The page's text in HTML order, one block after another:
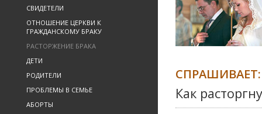
СВИДЕТЕЛИ
ОТНОШЕНИЕ ЦЕРКВИ К
ГРАЖДАНСКОМУ БРАКУ
РАСТОРЖЕНИЕ БРАКА
ДЕТИ
РОДИТЕЛИ
ПРОБЛЕМЫ В СЕМЬЕ
АБОРТЫ
СПРАШИВАЕТ:
Как